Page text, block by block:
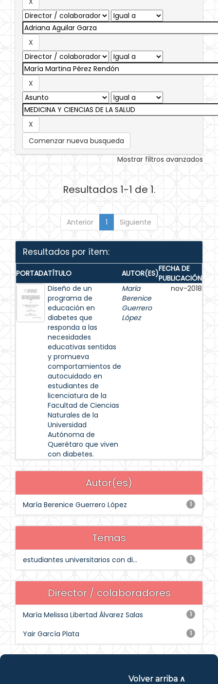
Comenzar nueva busqueda
Mostrar filtros avanzados
Resultados 1-1 de 1.
Anterior 1 Siguiente
Resultados por ítem:
PORTADATÍTULO AUTOR(ES)FECHA DE
PUBLICACIÓN
Diseño de un
programa de
educación en
diabetes que
responda a las
necesidades
educativas sentidas
y promueva
comportamientos de
autocuidado en
estudiantes de
licenciatura de la
Facultad de Ciencias
Naturales de la
Universidad
Autónoma de
Querétaro que viven
con diabetes.
María
Berenice
Guerrero
López
nov-2018
Autor(es)
1
María Berenice Guerrero López
Temas
1
estudiantes universitarios con di...
Director / colaboradores
1
María Melissa Libertad Álvarez Salas
1
Yair García Plata
Volver arriba ∧